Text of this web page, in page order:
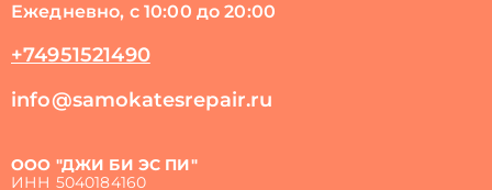
Ежедневно, с 10:00 до 20:00
+74951521490
info@samokatesrepair.ru
ООО "ДЖИ БИ ЭС ПИ"
ИНН 5040184160